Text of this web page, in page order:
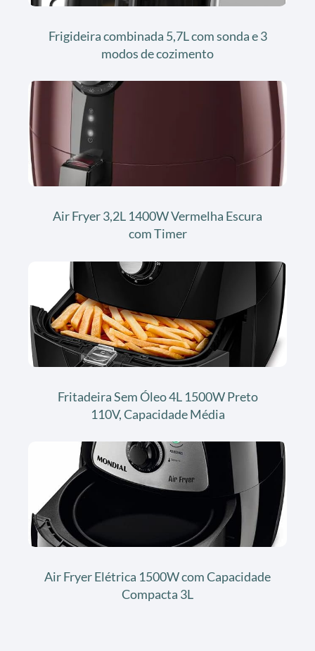
Frigideira combinada 5,7L com sonda e 3
modos de cozimento
Air Fryer 3,2L 1400W Vermelha Escura
com Timer
Fritadeira Sem Óleo 4L 1500W Preto
110V, Capacidade Média
Air Fryer Elétrica 1500W com Capacidade
Compacta 3L